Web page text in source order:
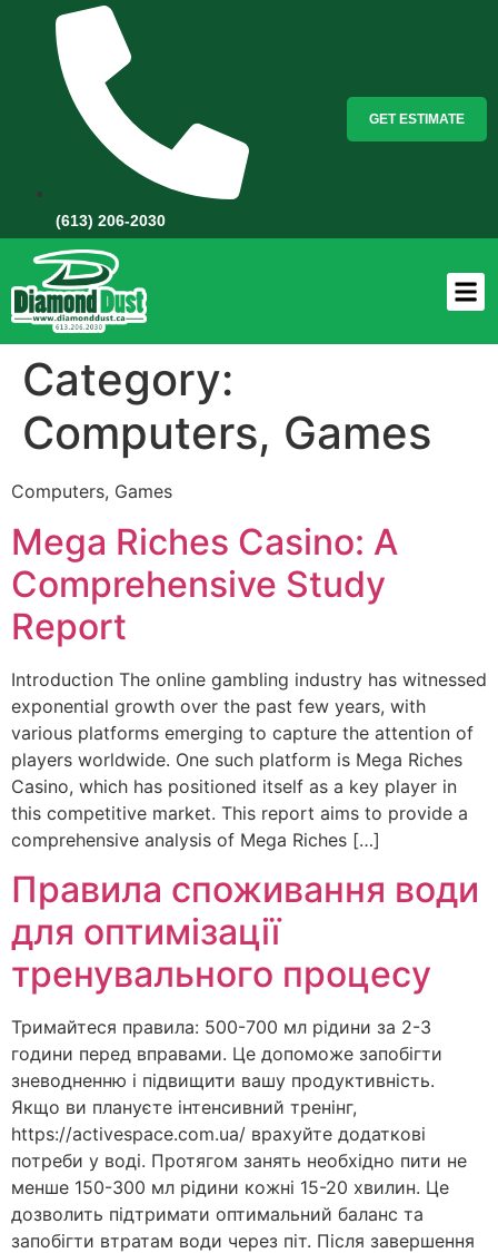
(613) 206-2030
GET ESTIMATE
Category:
Computers, Games
Computers, Games
Mega Riches Casino: A
Comprehensive Study
Report
Introduction The online gambling industry has witnessed
exponential growth over the past few years, with
various platforms emerging to capture the attention of
players worldwide. One such platform is Mega Riches
Casino, which has positioned itself as a key player in
this competitive market. This report aims to provide a
comprehensive analysis of Mega Riches […]
Правила споживання води
для оптимізації
тренувального процесу
Тримайтеся правила: 500-700 мл рідини за 2-3
години перед вправами. Це допоможе запобігти
зневодненню і підвищити вашу продуктивність.
Якщо ви плануєте інтенсивний тренінг,
https://activespace.com.ua/ врахуйте додаткові
потреби у воді. Протягом занять необхідно пити не
менше 150-300 мл рідини кожні 15-20 хвилин. Це
дозволить підтримати оптимальний баланс та
запобігти втратам води через піт. Після завершення